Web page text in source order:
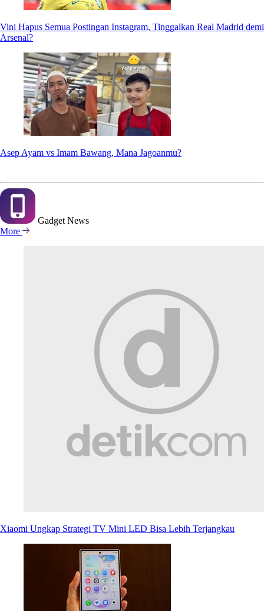
Vini Hapus Semua Postingan Instagram, Tinggalkan Real Madrid demi
Arsenal?
Asep Ayam vs Imam Bawang, Mana Jagoanmu?
Gadget News
More
Xiaomi Ungkap Strategi TV Mini LED Bisa Lebih Terjangkau